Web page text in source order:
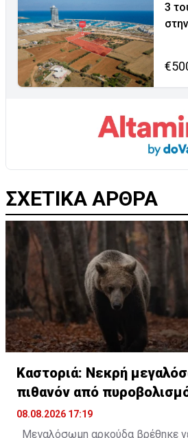
3
ΣΧΕΤΙΚΑ ΑΡΘΡΑ
Καστοριά: Νεκρή
πιθανόν από
08.08.2026 17:19
Μεγαλόσωμη αρκούδα βρέθηκε